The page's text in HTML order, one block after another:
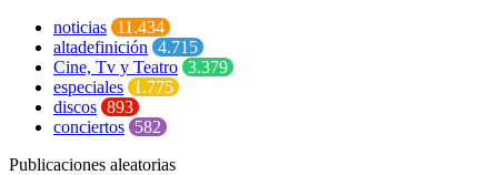
noticias 11.434
altadefinición 4.715
Cine, Tv y Teatro 3.379
especiales 1.775
discos 893
conciertos 582
Publicaciones aleatorias